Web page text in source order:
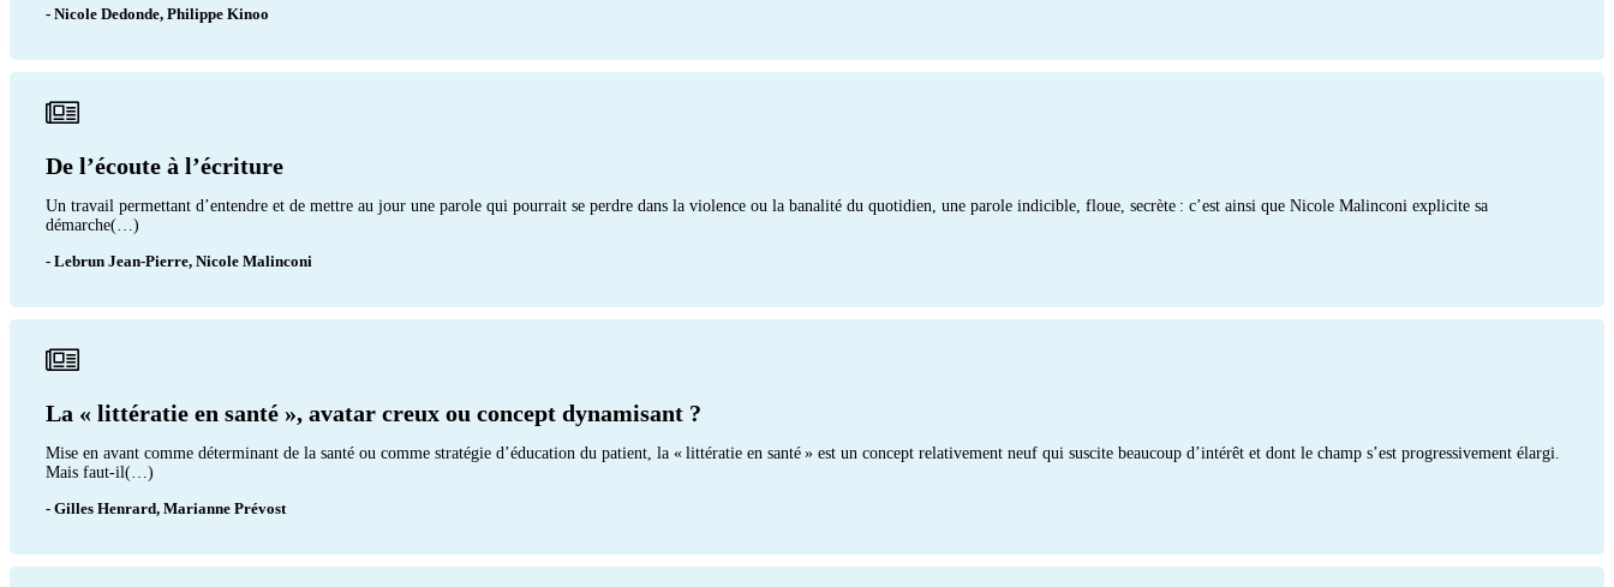
- Nicole Dedonde, Philippe Kinoo
De l’écoute à l’écriture
Un travail permettant d’entendre et de mettre au jour une parole qui pourrait se perdre dans la violence ou la banalité du quotidien, une parole indicible, floue, secrète : c’est ainsi que Nicole Malinconi explicite sa
démarche(…)
- Lebrun Jean-Pierre, Nicole Malinconi
La « littératie en santé », avatar creux ou concept dynamisant ?
Mise en avant comme déterminant de la santé ou comme stratégie d’éducation du patient, la « littératie en santé » est un concept relativement neuf qui suscite beaucoup d’intérêt et dont le champ s’est progressivement élargi.
Mais faut-il(…)
- Gilles Henrard, Marianne Prévost